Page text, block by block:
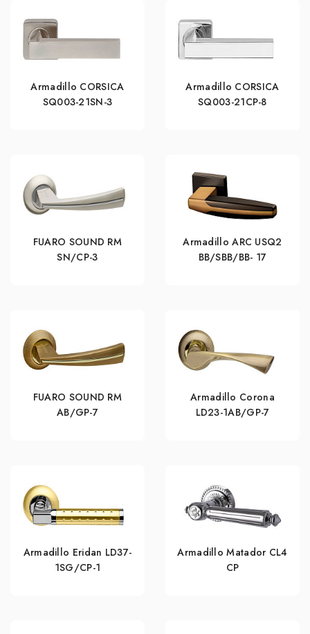
Armadillo CORSICA
SQ003-21SN-3
Armadillo CORSICA
SQ003-21CP-8
FUARO SOUND RM
SN/CP-3
Armadillo ARC USQ2
BB/SBB/BB- 17
FUARO SOUND RM
AB/GP-7
Armadillo Corona
LD23-1AB/GP-7
Armadillo Eridan LD37-
1SG/CP-1
Armadillo Matador CL4
СР